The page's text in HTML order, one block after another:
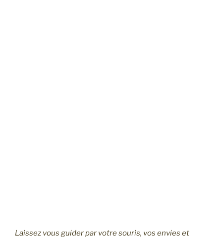
Laissez vous guider par votre souris, vos envies et